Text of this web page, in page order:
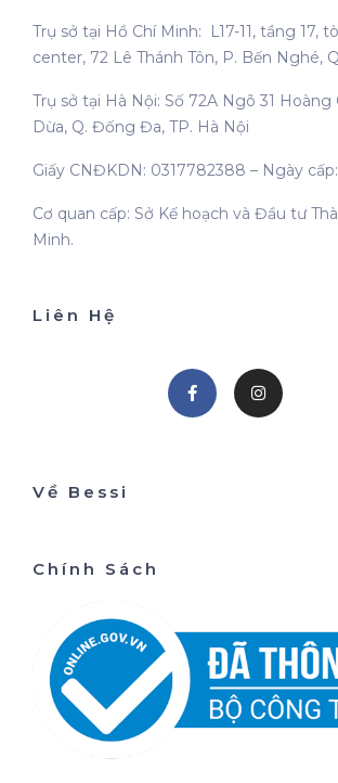
Liên Hệ
Về Bessi
Chính Sách
Trụ sở tại Hồ Chí Minh: L17-11, tầng 17,
center, 72 Lê Thánh Tôn, P. Bến Nghé,
Trụ sở tại Hà Nội: Số 72A Ngõ 31 Hoàng
Dừa, Q. Đống Đa, TP. Hà Nội
Giấy CNĐKDN: 0317782388 – Ngày
Cơ quan cấp: Sở Kế hoạch và Đầu tư
Minh.